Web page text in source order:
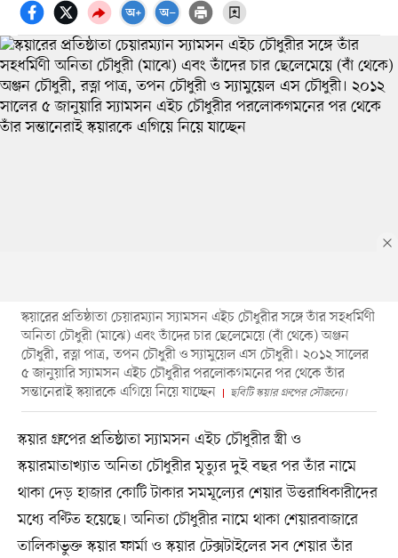
স্কয়ারের প্রতিষ্ঠাতা চেয়ারম্যান স্যামসন এইচ চৌধুরীর সঙ্গে তাঁর সহধর্মিণী
অনিতা চৌধুরী (মাঝে) এবং তাঁদের চার ছেলেমেয়ে (বাঁ থেকে) অঞ্জন
চৌধুরী, রত্না পাত্র, তপন চৌধুরী ও স্যামুয়েল এস চৌধুরী। ২০১২ সালের
৫ জানুয়ারি স্যামসন এইচ চৌধুরীর পরলোকগমনের পর থেকে তাঁর
সন্তানেরাই স্কয়ারকে এগিয়ে নিয়ে যাচ্ছেন
ছবিটি স্কয়ার গ্রুপের সৌজন্যে।
স্কয়ার গ্রুপের প্রতিষ্ঠাতা স্যামসন এইচ চৌধুরীর স্ত্রী ও
স্কয়ারমাতাখ্যাত অনিতা চৌধুরীর মৃত্যুর দুই বছর পর তাঁর নামে
থাকা দেড় হাজার কোটি টাকার সমমূল্যের শেয়ার উত্তরাধিকারীদের
মধ্যে বণ্টিত হয়েছে। অনিতা চৌধুরীর নামে থাকা শেয়ারবাজারে
তালিকাভুক্ত স্কয়ার ফার্মা ও স্কয়ার টেক্সটাইলের সব শেয়ার তাঁর